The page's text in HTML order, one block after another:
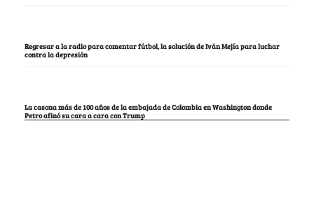
Regresar a la radio para comentar fútbol, la solución de Iván Mejía para luchar
contra la depresión
La casona más de 100 años de la embajada de Colombia en Washington donde
Petro afinó su cara a cara con Trump